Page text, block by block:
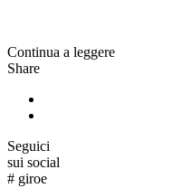
Continua a leggere
Share
Seguici
sui social
# giroe